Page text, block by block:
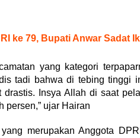
RI ke 79, Bupati Anwar Sadat
yang kategori
tadi bahwa di tebing tinggi
drastis. Insya Allah di saat
persen,” ujar Hairan
merupakan Anggota